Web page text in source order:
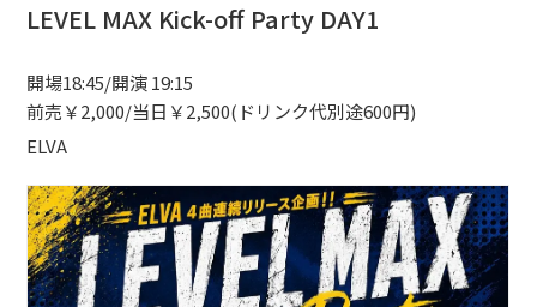
HALL INFO
CONTACT
LEVEL MAX Kick-off Party DAY1
開場18:45/開演 19:15
前売￥2,000/当日￥2,500(ドリンク代別途600円)
ELVA